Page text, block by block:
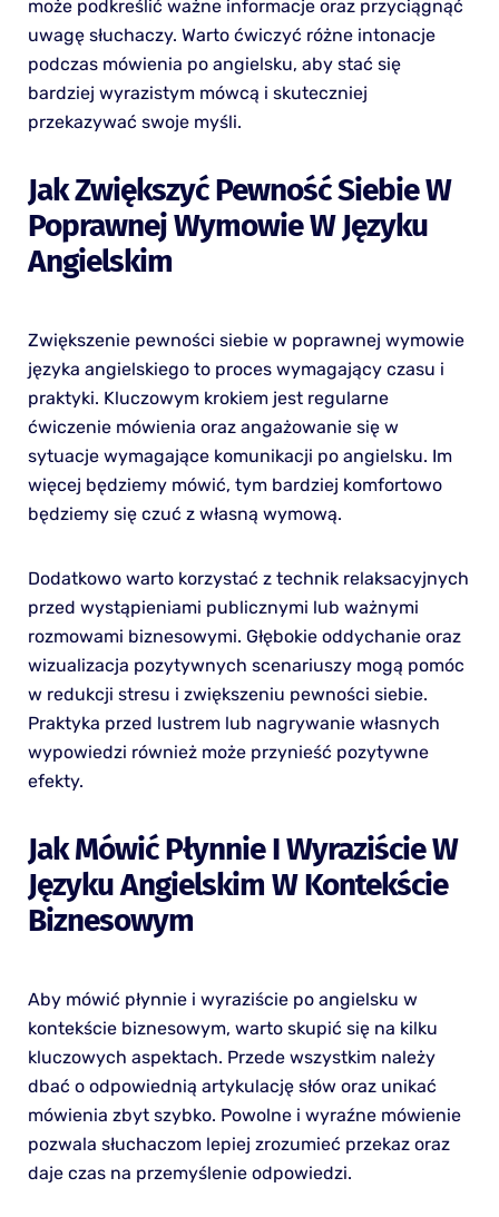
może podkreślić ważne informacje oraz przyciągnąć
uwagę słuchaczy. Warto ćwiczyć różne intonacje
podczas mówienia po angielsku, aby stać się
bardziej wyrazistym mówcą i skuteczniej
przekazywać swoje myśli.
Jak Zwiększyć Pewność Siebie W
Poprawnej Wymowie W Języku
Angielskim
Zwiększenie pewności siebie w poprawnej wymowie
języka angielskiego to proces wymagający czasu i
praktyki. Kluczowym krokiem jest regularne
ćwiczenie mówienia oraz angażowanie się w
sytuacje wymagające komunikacji po angielsku. Im
więcej będziemy mówić, tym bardziej komfortowo
będziemy się czuć z własną wymową.
Dodatkowo warto korzystać z technik relaksacyjnych
przed wystąpieniami publicznymi lub ważnymi
rozmowami biznesowymi. Głębokie oddychanie oraz
wizualizacja pozytywnych scenariuszy mogą pomóc
w redukcji stresu i zwiększeniu pewności siebie.
Praktyka przed lustrem lub nagrywanie własnych
wypowiedzi również może przynieść pozytywne
efekty.
Jak Mówić Płynnie I Wyraziście W
Języku Angielskim W Kontekście
Biznesowym
Aby mówić płynnie i wyraziście po angielsku w
kontekście biznesowym, warto skupić się na kilku
kluczowych aspektach. Przede wszystkim należy
dbać o odpowiednią artykulację słów oraz unikać
mówienia zbyt szybko. Powolne i wyraźne mówienie
pozwala słuchaczom lepiej zrozumieć przekaz oraz
daje czas na przemyślenie odpowiedzi.